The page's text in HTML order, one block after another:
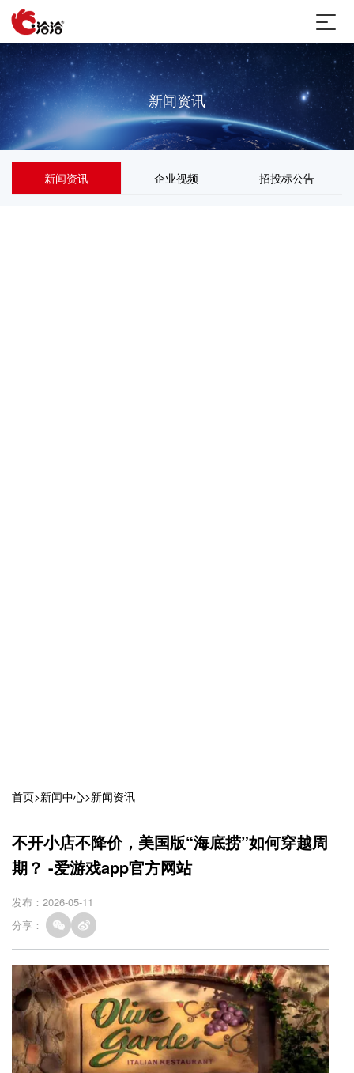
新闻资讯
新闻资讯 企业视频 招投标公告
首页>新闻中心>新闻资讯
不开小店不降价，美国版“海底捞”如何穿越周
期？ -爱游戏app官方网站
发布：2026-05-11
分享：